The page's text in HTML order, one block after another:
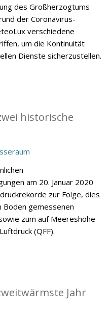
des Großherzogtums
der Coronavirus-
verschiedene
um die Kontinuität
Dienste sicherzustellen.
historische
am 20. Januar 2020
zur Folge, dies
Boden gemessenen
zum auf Meereshöhe
(QFF).
Jahr